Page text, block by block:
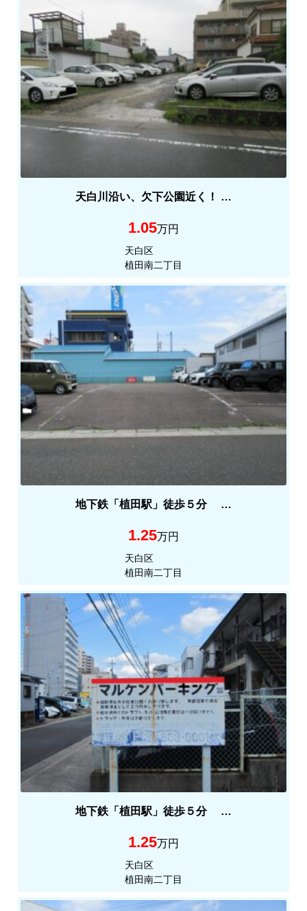
お
問
い
合
わ
せ
天白川沿い、欠下公園近く！ …
1.05万円
天白区
植田南二丁目
地下鉄「植田駅」徒歩５分 …
1.25万円
天白区
植田南二丁目
地下鉄「植田駅」徒歩５分 …
1.25万円
天白区
植田南二丁目